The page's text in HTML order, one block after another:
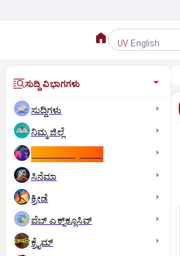
UV English
ಸುದ್ದಿ ವಿಭಾಗಗಳು
ಸುದ್ದಿಗಳು
ನಿಮ್ಮ ಜಿಲ್ಲೆ
ಸಿನೆಮಾ
ಕ್ರೀಡೆ
ವೆಬ್ ಎಕ್ಸ್‌ಕ್ಲೂಸಿವ್
ಕ್ರೈಮ್